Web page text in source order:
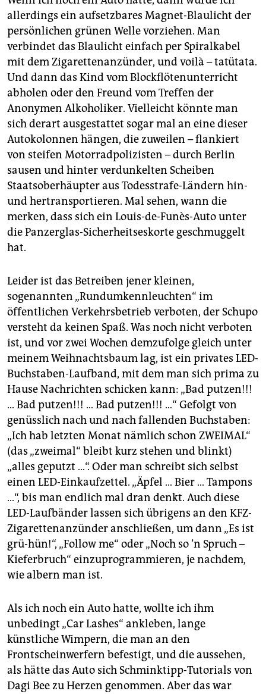
allerdings ein aufsetzbares Magnet-Blaulicht der
persönlichen grünen Welle vorziehen. Man
verbindet das Blaulicht einfach per Spiralkabel
mit dem Zigarettenanzünder, und voilà – tatütata.
Und dann das Kind vom Blockflötenunterricht
abholen oder den Freund vom Treffen der
Anonymen Alkoholiker. Vielleicht könnte man
sich derart ausgestattet sogar mal an eine dieser
Autokolonnen hängen, die zuweilen – flankiert
von steifen Motorradpolizisten – durch Berlin
sausen und hinter verdunkelten Scheiben
Staatsoberhäupter aus Todesstrafe-Ländern hin-
und hertransportieren. Mal sehen, wann die
merken, dass sich ein Louis-de-Funès-Auto unter
die Panzerglas-Sicherheitseskorte geschmuggelt
hat.
Leider ist das Betreiben jener kleinen,
sogenannten „Rundumkennleuchten“ im
öffentlichen Verkehrsbetrieb verboten, der Schupo
versteht da keinen Spaß. Was noch nicht verboten
ist, und vor zwei Wochen demzufolge gleich unter
meinem Weihnachtsbaum lag, ist ein privates LED-
Buchstaben-Laufband, mit dem man sich prima zu
Hause Nachrichten schicken kann: „Bad putzen!!!
… Bad putzen!!! … Bad putzen!!! …“ Gefolgt von
genüsslich nach und nach fallenden Buchstaben:
„Ich hab letzten Monat nämlich schon ZWEIMAL“
(das „zweimal“ bleibt kurz stehen und blinkt)
„alles geputzt …“. Oder man schreibt sich selbst
einen LED-Einkaufzettel. „Äpfel … Bier … Tampons
…“, bis man endlich mal dran denkt. Auch diese
LED-Laufbänder lassen sich übrigens an den KFZ-
Zigarettenanzünder anschließen, um dann „Es ist
grü-hün!“, „Follow me“ oder „Noch so ’n Spruch –
Kieferbruch“ einzuprogrammieren, je nachdem,
wie albern man ist.
Als ich noch ein Auto hatte, wollte ich ihm
unbedingt „Car Lashes“ ankleben, lange
künstliche Wimpern, die man an den
Frontscheinwerfern befestigt, und die aussehen,
als hätte das Auto sich Schminktipp-Tutorials von
Dagi Bee zu Herzen genommen. Aber das war